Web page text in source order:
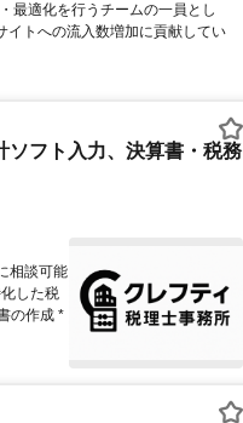
最適化を行うチームの一員とし
イトへの流入数増加に貢献してい
ソフト入力、決算書・税務
相談可能
した税
の作成 *